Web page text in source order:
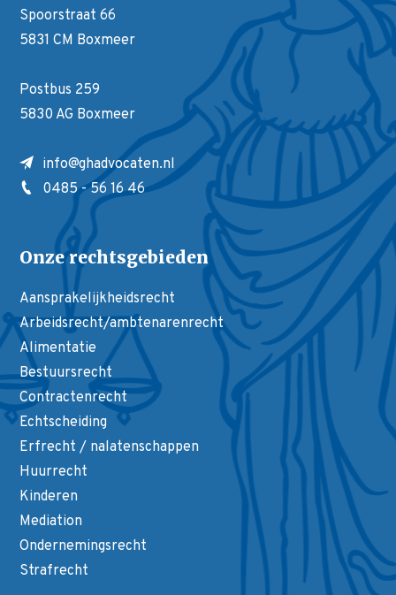
Spoorstraat 66
5831 CM Boxmeer
Postbus 259
5830 AG Boxmeer
info@ghadvocaten.nl
0485 - 56 16 46
Onze rechtsgebieden
Aansprakelijkheidsrecht
Arbeidsrecht/ambtenarenrecht
Alimentatie
Bestuursrecht
Contractenrecht
Echtscheiding
Erfrecht / nalatenschappen
Huurrecht
Kinderen
Mediation
Ondernemingsrecht
Strafrecht